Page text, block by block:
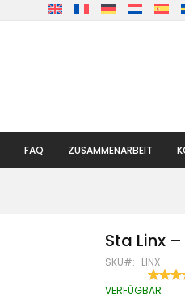
FAQ ZUSAMMENARBEIT
Sta Linx
SKU LINX
90
% OF 100
VERFÜGBAR